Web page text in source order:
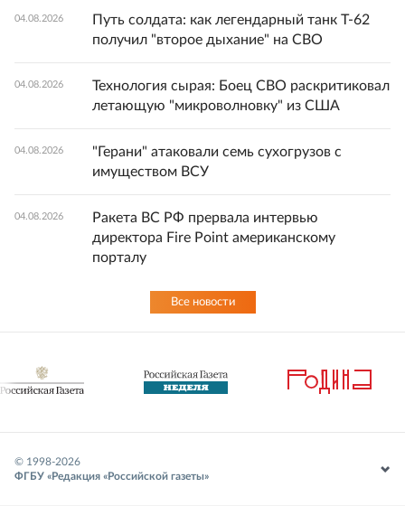
04.08.2026
Путь солдата: как легендарный танк Т-62
получил "второе дыхание" на СВО
04.08.2026
Технология сырая: Боец СВО раскритиковал
летающую "микроволновку" из США
04.08.2026
"Герани" атаковали семь сухогрузов с
имуществом ВСУ
04.08.2026
Ракета ВС РФ прервала интервью
директора Fire Point американскому
порталу
Все новости
© 1998-2026
ФГБУ «Редакция «Российской газеты»